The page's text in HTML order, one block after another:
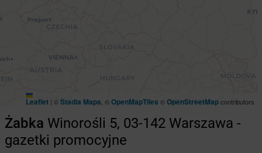
Leaflet | ©Stadia Maps , ©OpenMapTiles ©OpenStreetMapcontributors
Żabka Winorośli 5, 03-142 Warszawa -
gazetki promocyjne